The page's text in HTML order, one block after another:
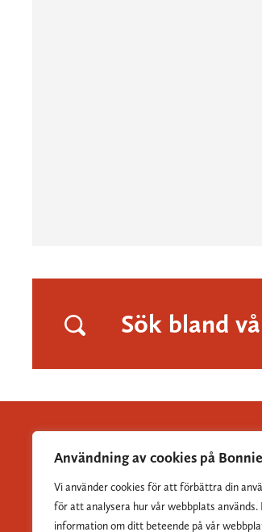
Användning av cookies på
Vi använder cookies för att förbättra din
för att analysera hur vår webbplats används.
information om ditt beteende på vår
Sök bland
Albert Bonniers Förlag grundades 1837
största skönlitterära förlag.